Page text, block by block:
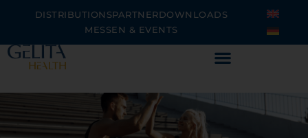
DISTRIBUTIONSPARTNERDOWNLOADS
MESSEN & EVENTS